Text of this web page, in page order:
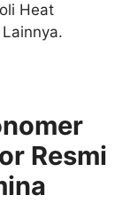
Heat
Resmi